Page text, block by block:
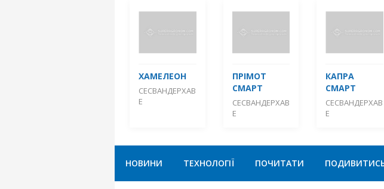
ХАМЕЛЕОН
СЕСВАНДЕРХАВ
Е
ПРІМОТ
СМАРТ
СЕСВАНДЕРХАВ
Е
КАПРА
СМАРТ
СЕСВАНДЕРХАВ
Е
НОВИНИ ТЕХНОЛОГІЇ ПОЧИТАТИ